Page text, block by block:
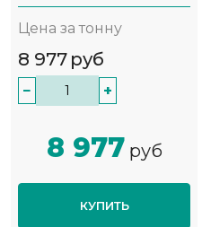
Цена за тонну
8 977 руб
− +
8 977 руб
КУПИТЬ